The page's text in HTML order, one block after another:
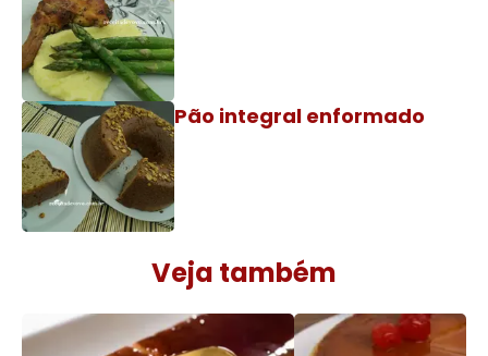
Pão integral enformado
Veja também